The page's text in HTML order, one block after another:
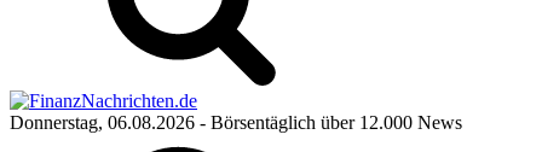
Donnerstag, 06.08.2026 - Börsentäglich über 12.000 News